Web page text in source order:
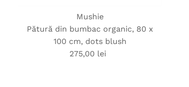
Mushie
Pătură din bumbac organic, 80 x
100 cm, dots blush
Preț
275,00 lei